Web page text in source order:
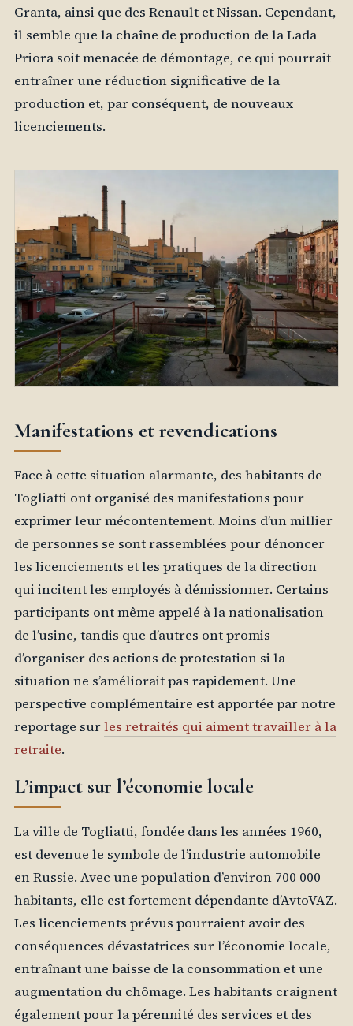
Granta, ainsi que des Renault et Nissan. Cependant,
il semble que la chaîne de production de la Lada
Priora soit menacée de démontage, ce qui pourrait
entraîner une réduction significative de la
production et, par conséquent, de nouveaux
licenciements.
Manifestations et revendications
Face à cette situation alarmante, des habitants de
Togliatti ont organisé des manifestations pour
exprimer leur mécontentement. Moins d’un millier
de personnes se sont rassemblées pour dénoncer
les licenciements et les pratiques de la direction
qui incitent les employés à démissionner. Certains
participants ont même appelé à la nationalisation
de l’usine, tandis que d’autres ont promis
d’organiser des actions de protestation si la
situation ne s’améliorait pas rapidement. Une
perspective complémentaire est apportée par notre
reportage surles retraités qui aiment travailler à la
retraite.
L’impact sur l’économie locale
La ville de Togliatti, fondée dans les années 1960,
est devenue le symbole de l’industrie automobile
en Russie. Avec une population d’environ 700 000
habitants, elle est fortement dépendante d’AvtoVAZ.
Les licenciements prévus pourraient avoir des
conséquences dévastatrices sur l’économie locale,
entraînant une baisse de la consommation et une
augmentation du chômage. Les habitants craignent
également pour la pérennité des services et des